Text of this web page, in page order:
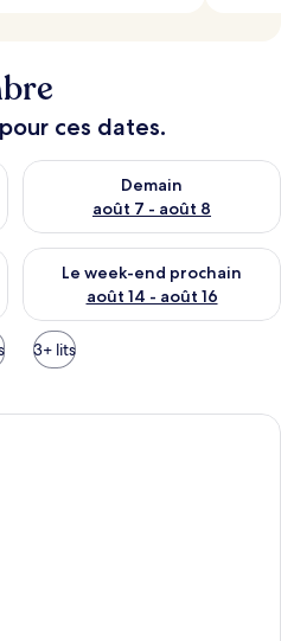
ces dates.
soir août 6 - août 7
Demain
août 7 - août 8
Vérifier la disponibilité pour
week-end août 7 - août 9
Le week-end prochain
août 14 - août 16
Vérifier la disponibilité pour
3+ lits